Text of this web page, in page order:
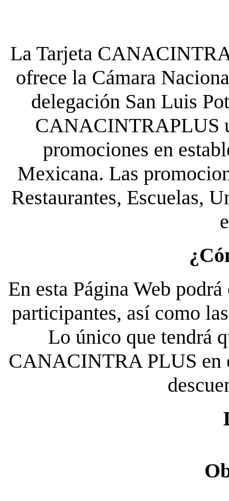
La Tarjeta
ofrece la Cámara
delegación San Luis
CANACINTRAPLUS
promociones en
Mexicana. Las
Restaurantes, Escuelas,
En esta Página Web
participantes, así como
Lo único que tendrá
CANACINTRA PLUS en